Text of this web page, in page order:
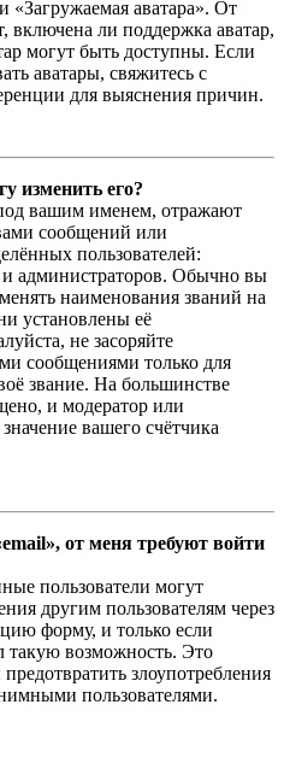
«Загружаемая аватара». От
включена ли поддержка аватар,
могут быть доступны. Если
аватары, свяжитесь с
для выяснения причин.
изменить его?
вашим именем, отражают
сообщений или
пользователей:
администраторов. Обычно вы
наименования званий на
установлены её
не засоряйте
сообщениями только для
звание. На большинстве
и модератор или
вашего счётчика
от меня требуют войти
пользователи могут
другим пользователям через
форму, и только если
такую возможность. Это
злоупотребления
пользователями.